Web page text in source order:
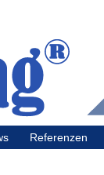
Referenzen